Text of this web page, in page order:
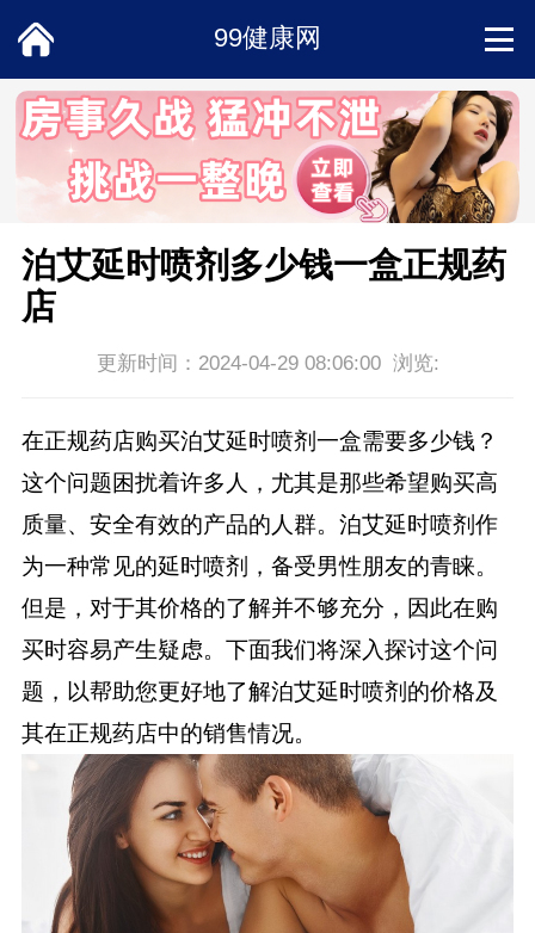
99健康网
首页
饮食
女性
两性
健康
商城
泊艾延时喷剂多少钱一盒正规药
店
更新时间：2024-04-29 08:06:00 浏览:
在正规药店购买泊艾延时喷剂一盒需要多少钱？
这个问题困扰着许多人，尤其是那些希望购买高
质量、安全有效的产品的人群。泊艾延时喷剂作
为一种常见的延时喷剂，备受男性朋友的青睐。
但是，对于其价格的了解并不够充分，因此在购
买时容易产生疑虑。下面我们将深入探讨这个问
题，以帮助您更好地了解泊艾延时喷剂的价格及
其在正规药店中的销售情况。